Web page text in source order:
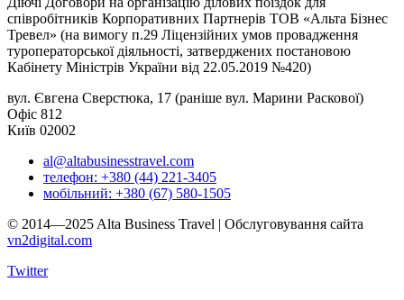
співробітників Корпоративних Партнерів ТОВ «Альта Бізнес
Тревел» (на вимогу п.29 Ліцензійних умов провадження
туроператорської діяльності, затверджених постановою
Кабінету Міністрів України від 22.05.2019 №420)
вул. Євгена Сверстюка, 17 (раніше вул. Марини Раскової)
Офіс 812
Київ 02002
al@altabusinesstravel.com
телефон: +380 (44) 221-3405
мобільний: +380 (67) 580-1505
© 2014—2025 Alta Business Travel | Обслуговування сайта
vn2digital.com
Twitter